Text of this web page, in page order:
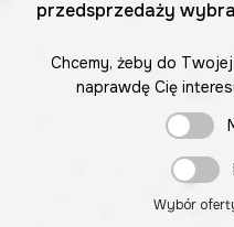
przedsprzedaży
Chcemy, żeby do
naprawdę Cię
Wybór